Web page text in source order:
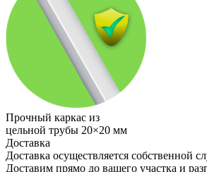
Прочный каркас из
цельной трубы 20×20 мм
Доставка
Доставка осуществляется собственной
Доставим прямо до вашего участка и